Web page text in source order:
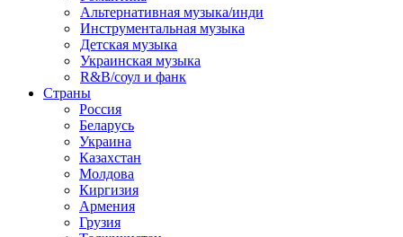
Альтернативная музыка/инди
Инструментальная музыка
Детская музыка
Украинская музыка
R&B/cоул и фанк
Страны
Россия
Беларусь
Украина
Казахстан
Молдова
Киргизия
Армения
Грузия